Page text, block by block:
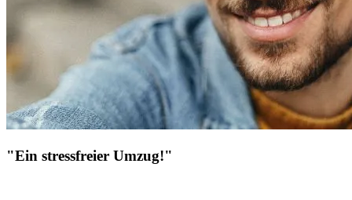
"Ein stressfreier Umzug!"